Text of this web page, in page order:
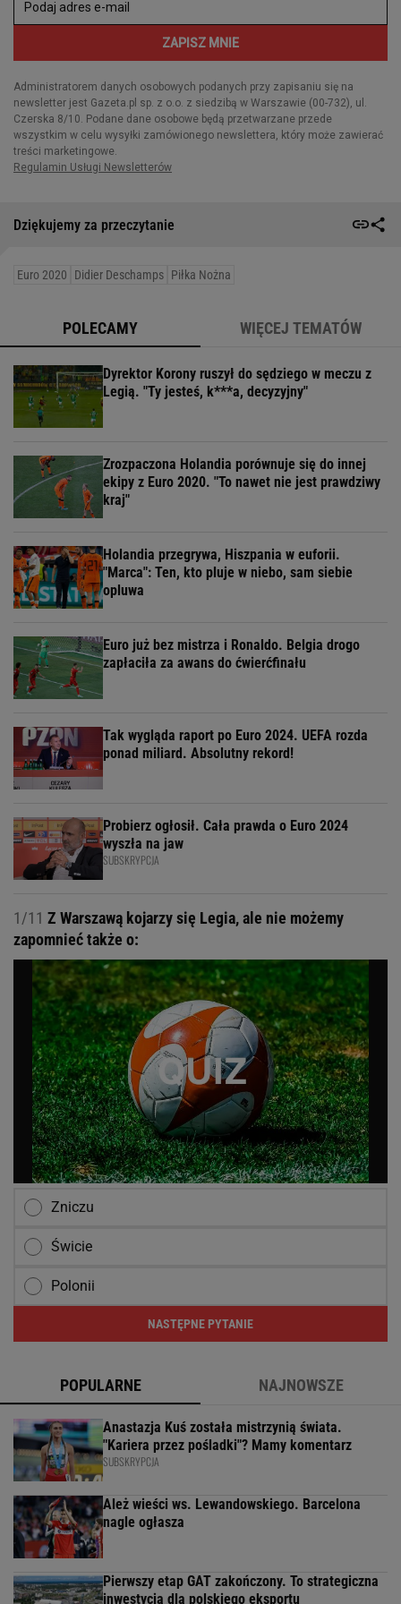
Dziękujemy za przeczytanie
Euro 2020 Didier Deschamps Piłka Nożna
POLECAMY WIĘCEJ TEMATÓW
Dyrektor Korony ruszył do sędziego w meczu z
Legią. "Ty jesteś, k***a, decyzyjny"
Zrozpaczona Holandia porównuje się do innej
ekipy z Euro 2020. "To nawet nie jest prawdziwy
kraj"
Holandia przegrywa, Hiszpania w euforii.
"Marca": Ten, kto pluje w niebo, sam siebie
opluwa
Euro już bez mistrza i Ronaldo. Belgia drogo
zapłaciła za awans do ćwierćfinału
Tak wygląda raport po Euro 2024. UEFA rozda
ponad miliard. Absolutny rekord!
Probierz ogłosił. Cała prawda o Euro 2024
wyszła na jaw
SUBSKRYPCJA
1/11 Z Warszawą kojarzy się Legia, ale nie możemy
zapomnieć także o:
Zniczu
Świcie
Polonii
NASTĘPNE PYTANIE
POPULARNE NAJNOWSZE
Anastazja Kuś została mistrzynią świata.
"Kariera przez pośladki"? Mamy komentarz
SUBSKRYPCJA
Ależ wieści ws. Lewandowskiego. Barcelona
nagle ogłasza
Pierwszy etap GAT zakończony. To strategiczna
inwestycja dla polskiego eksportu